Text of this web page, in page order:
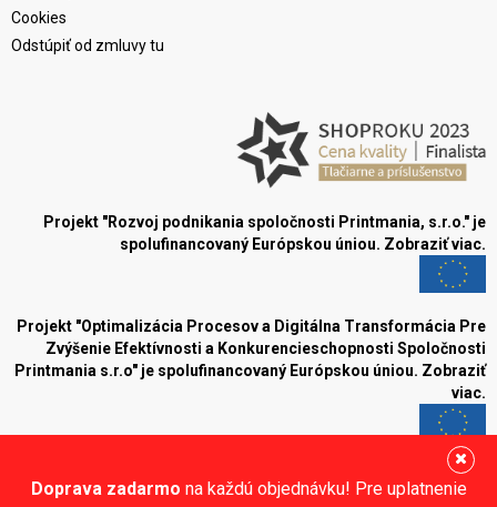
Doprava zadarmo na každú objednávku! Pre uplatnenie
Cookies
Odstúpiť od zmluvy tu
Projekt "Rozvoj podnikania spoločnosti Printmania, s.r.o." je
spolufinancovaný Európskou úniou. Zobraziť viac.
Projekt "Optimalizácia Procesov a Digitálna Transformácia Pre
Zvýšenie Efektívnosti a Konkurencieschopnosti Spoločnosti
Printmania s.r.o" je spolufinancovaný Európskou úniou. Zobraziť
viac.
Blog